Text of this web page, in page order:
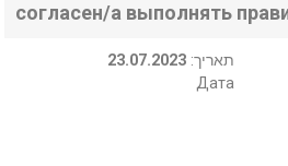
согласен/а выполнять
23.07.2023 :תאריך
Дата